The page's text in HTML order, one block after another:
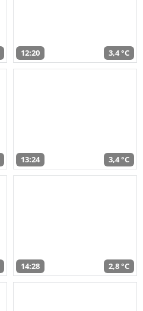
12:20 3,4 °C
13:24 3,4 °C
14:28 2,8 °C